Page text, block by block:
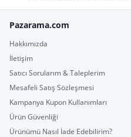
Pazarama.com
Hakkımızda
İletişim
Satıcı Sorularım & Taleplerim
Mesafeli Satış Sözleşmesi
Kampanya Kupon Kullanımları
Ürün Güvenliği
Ürünümü Nasıl İade Edebilirim?